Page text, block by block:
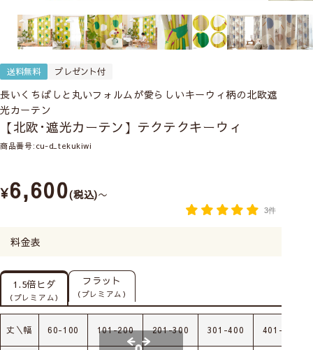
送料無料 プレゼント付
長いくちばしと丸いフォルムが愛らしいキーウィ柄の北欧遮
光カーテン
【北欧･遮光カーテン】テクテクキーウィ
商品番号 cu-d_tekukiwi
¥6,600 税込 〜
3件
料金表
1.5倍ヒダ
（プレミアム）
フラット
（プレミアム）
丈＼幅 60-100 101-200 201-300 301-400 401-500